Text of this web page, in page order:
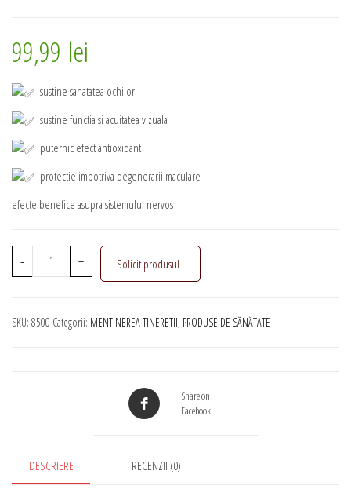
99,99 lei
sustine sanatatea ochilor
sustine functia si acuitatea vizuala
puternic efect antioxidant
protectie impotriva degenerarii maculare
efecte benefice asupra sistemului nervos
-
Cantitate
Supliment
pentru
Life
Care®
+ Solicit produsul !
SKU: 8500 Categorii: MENTINEREA TINERETII, PRODUSE DE SĂNĂTATE
Share on
Facebook
DESCRIERE RECENZII (0)